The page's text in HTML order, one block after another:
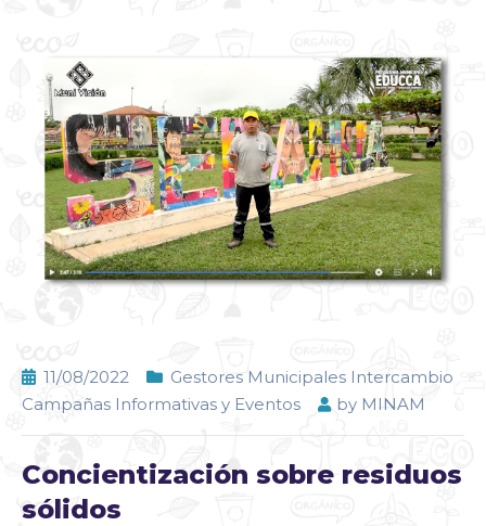
11/08/2022
Gestores Municipales Intercambio
Campañas Informativas y Eventos
by MINAM
Concientización sobre residuos
sólidos